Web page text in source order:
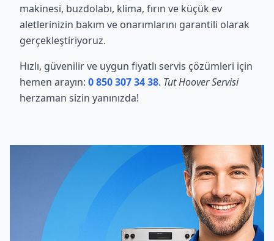
makinesi, buzdolabı, klima, fırın ve küçük ev
aletlerinizin bakım ve onarımlarını garantili olarak
gerçekleştiriyoruz.
Hızlı, güvenilir ve uygun fiyatlı servis çözümleri için
hemen arayın: 0 850 307 34 38. Tut Hoover Servisi
herzaman sizin yanınızda!